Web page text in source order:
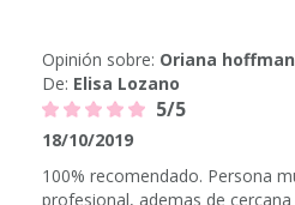
Opinión sobre: Oriana hoffman
De: Elisa Lozano
5/5
18/10/2019
100% recomendado. Persona
profesional, ademas de